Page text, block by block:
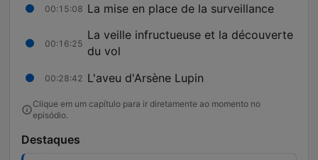
00:15:08 La mise en place de la surveillance
00:16:25
La veille infructueuse et la découverte
du vol
00:28:42 L'aveu d'Arsène Lupin
Clique em um capítulo para ir diretamente ao momento no
episódio.
Destaques